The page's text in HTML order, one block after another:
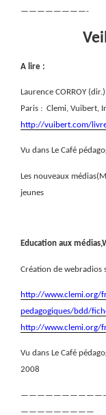
————————-
A lire :
Laurence CORROY
Paris : Clemi, Vuibert,
http://vuibert.com/
Vu dans Le Café
Les nouveaux
jeunes
Education aux
Création de webradios
http://www.clemi.org/
pedagogiques/bdd/
http://www.clemi.org/
Vu dans Le Café
2008
—————————